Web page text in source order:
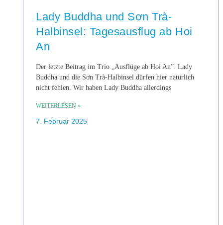
Lady Buddha und Sơn Trà-
Halbinsel: Tagesausflug ab Hoi
An
Der letzte Beitrag im Trio „Ausflüge ab Hoi An”. Lady
Buddha und die Sơn Trà-Halbinsel dürfen hier natürlich
nicht fehlen. Wir haben Lady Buddha allerdings
WEITERLESEN »
7. Februar 2025